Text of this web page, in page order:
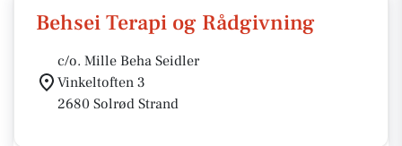
Behsei Terapi og Rådgivning
c/o. Mille Beha Seidler
Vinkeltoften 3
2680 Solrød Strand